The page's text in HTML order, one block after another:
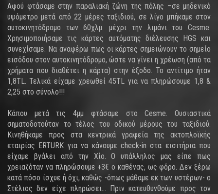
Αφού φτάσαμε στην παραλιακή ζώνη της πόλης –σε μηδενικό
υψόμετρο μετά από 22 μέρες ταξιδιού, σε λίγο μπήκαμε στον
αυτοκινητόδρομο των 60χλμ. μέχρι την λιμάνι του Cesme.
Χρησιμοποιήσαμε τις κάρτες αυτόματης διέλευσης HGS και
συνεχίσαμε. Να αναφέρω πως οι κάρτες σημειώνουν το σημείο
εισόδου στον αυτοκινητόδρομο, ώστε να γίνει η χρέωση (από τα
χρήματα που διαθέτει η κάρτα) στην έξοδο. Το αντίτιμο ήταν
1,8TL. Τελικά είχαμε χρεωθεί 45TL για να πληρώσουμε 1,8 &
2,25 στο σύνολο!!!
Κάπου μετά τις 4μμ φτάσαμε στο Cesme. Ουσιαστικά
σηματοδοτούταν το τέλος του οδικού μέρους του ταξιδιού.
Κινηθήκαμε προς στα κεντρικά γραφεία της ακτοπλοϊκής
εταιρίας ERTURK για να κάνουμε check-in στα εισιτήρια που
είχαμε βγάλει από την Χίο. Ο υπάλληλος μας είπε πως
χρειαζόταν να πληρώσουμε +3€ ο καθένας, ως φόρο. Δεν ξέρω
κατά πόσο ίσχυε ή όχι, καθώς -όπως μάθαμε εκ των υστέρων- ο
Στέλιος δεν είχε πληρώσει… Πριν κατευθυνθούμε προς τον